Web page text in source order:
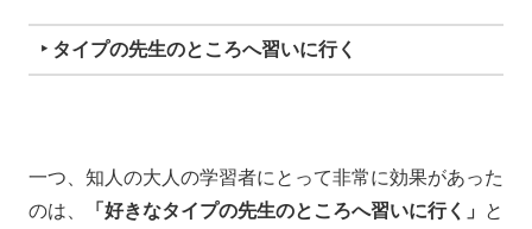
‣ タイプの先生のところへ習いに行く
一つ、知人の大人の学習者にとって非常に効果があった
のは、
「好きなタイプの先生のところへ習いに行く」
と